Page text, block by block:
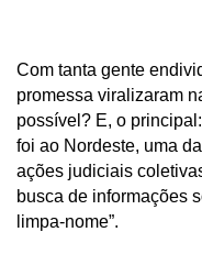
Com tanta gente
promessa viralizaram
possível? E, o
foi ao Nordeste, uma
ações judiciais
busca de informações
limpa-nome”.